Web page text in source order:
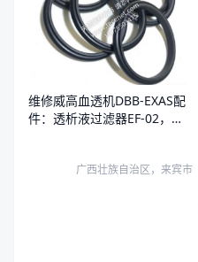
维修威高血透机DBB-EXAS配
件：透析液过滤器EF-02，复
广西壮族自治区，来宾市